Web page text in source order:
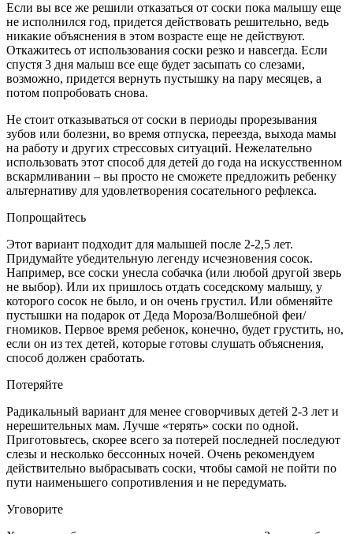
Если вы все же решили отказаться от соски пока малышу еще
не исполнился год, придется действовать решительно, ведь
никакие объяснения в этом возрасте еще не действуют.
Откажитесь от использования соски резко и навсегда. Если
спустя 3 дня малыш все еще будет засыпать со слезами,
возможно, придется вернуть пустышку на пару месяцев, а
потом попробовать снова.
Не стоит отказываться от соски в периоды прорезывания
зубов или болезни, во время отпуска, переезда, выхода мамы
на работу и других стрессовых ситуаций. Нежелательно
использовать этот способ для детей до года на искусственном
вскармливании – вы просто не сможете предложить ребенку
альтернативу для удовлетворения сосательного рефлекса.
Попрощайтесь
Этот вариант подходит для малышей после 2-2,5 лет.
Придумайте убедительную легенду исчезновения сосок.
Например, все соски унесла собачка (или любой другой зверь
не выбор). Или их пришлось отдать соседскому малышу, у
которого сосок не было, и он очень грустил. Или обменяйте
пустышки на подарок от Деда Мороза/Волшебной феи/
гномиков. Первое время ребенок, конечно, будет грустить, но,
если он из тех детей, которые готовы слушать объяснения,
способ должен сработать.
Потеряйте
Радикальный вариант для менее сговорчивых детей 2-3 лет и
нерешительных мам. Лучше «терять» соски по одной.
Приготовьтесь, скорее всего за потерей последней последуют
слезы и несколько бессонных ночей. Очень рекомендуем
действительно выбрасывать соски, чтобы самой не пойти по
пути наименьшего сопротивления и не передумать.
Уговорите